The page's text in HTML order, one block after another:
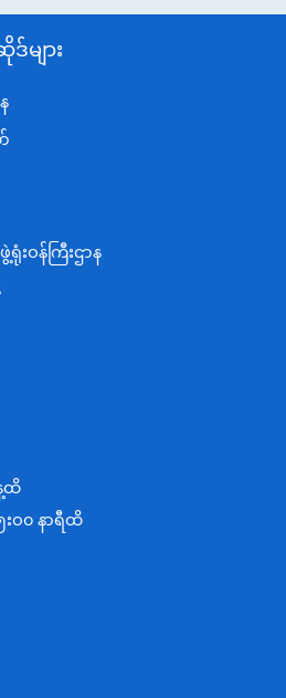
များ
းဝန်ကြီးဌာန
က်မှုဝန်ကြီးဌာန
ြားစီးပွားဆက်သွယ်ရေးဝန်ကြီးဌာန
င်းဆောင်ရွက်ရေးဝန်ကြီးဌာန
မှုဝန်ကြီးဌာန
နှင့်ဆည်မြောင်းဝန်ကြီးဌာန
ေးဝန်ကြီးဌာန
န်းသိမ်းရေးဝန်ကြီးဌာန
ထိ
းဝ၀ နာရီထိ